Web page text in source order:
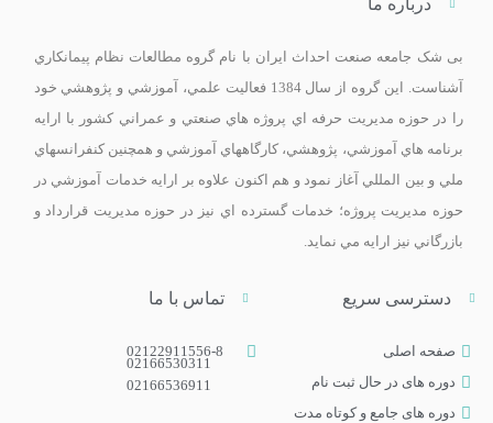
بی ­شک جامعه صنعت احداث ايران با نام گروه مطالعات نظام پيمانکاري
آشناست. اين گروه از سال 1384 فعاليت علمي، آموزشي و پژوهشي خود
را در حوزه مديريت حرفه اي پروژه هاي صنعتي و عمراني کشور با ارايه
برنامه­ هاي آموزشي، پژوهشي، کارگاه­هاي آموزشي و همچنين کنفرانس­هاي
ملي و بين­ المللي آغاز نمود و هم اکنون علاوه بر ارايه خدمات آموزشي در
حوزه مديريت پروژه؛ خدمات گسترده اي نيز در حوزه مديريت قرارداد و
بازرگاني نيز ارايه مي­ نمايد.
دسترسی سریع
صفحه اصلی
دوره های در حال ثبت نام
دوره‌ های جامع و کوتاه مدت
تماس با ما
02122911556-8
02166530311
02166536911